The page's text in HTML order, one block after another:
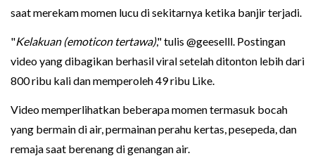
saat merekam momen lucu di sekitarnya ketika banjir terjadi.
"Kelakuan (emoticon tertawa)," tulis @geeselll. Postingan
video yang dibagikan berhasil viral setelah ditonton lebih dari
800 ribu kali dan memperoleh 49 ribu Like.
Video memperlihatkan beberapa momen termasuk bocah
yang bermain di air, permainan perahu kertas, pesepeda, dan
remaja saat berenang di genangan air.